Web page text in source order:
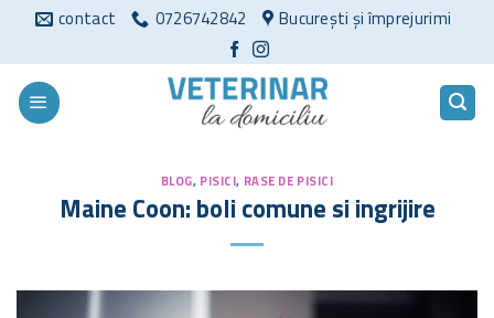
conținut
contact 0726742842 București și împrejurimi
BLOG, PISICI, RASE DE PISICI
Maine Coon: boli comune si ingrijire